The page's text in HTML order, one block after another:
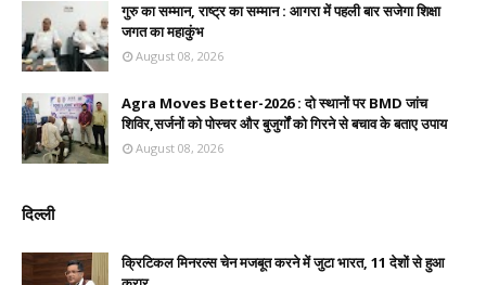
गुरु का सम्मान, राष्ट्र का सम्मान : आगरा में पहली बार सजेगा शिक्षा
जगत का महाकुंभ
August 08, 2026
Agra Moves Better-2026 : दो स्थानों पर BMD जांच
शिविर,सर्जनों को पोस्चर और बुजुर्गों को गिरने से बचाव के बताए उपाय
August 08, 2026
दिल्ली
क्रिटिकल मिनरल्स चेन मजबूत करने में जुटा भारत, 11 देशों से हुआ